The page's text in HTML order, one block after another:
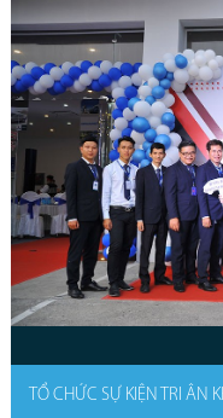
TỔ CHỨC SỰ KIỆN TRI ÂN